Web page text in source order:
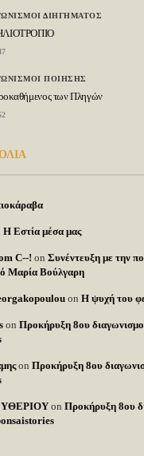
ΔΙΗΓΗΜΑΤΟΣ
ΠΟΙΗΣΗΣ
των Πληγών
Η Εστία μέσα μας
C--! on Συνέντευξη με την
Μαρία Βούλγαρη
on Η ψυχή του
on Προκήρυξη 8ου
on Προκήρυξη 8ου
on Προκήρυξη 8ου